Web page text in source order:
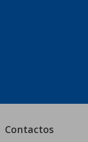
Contactos